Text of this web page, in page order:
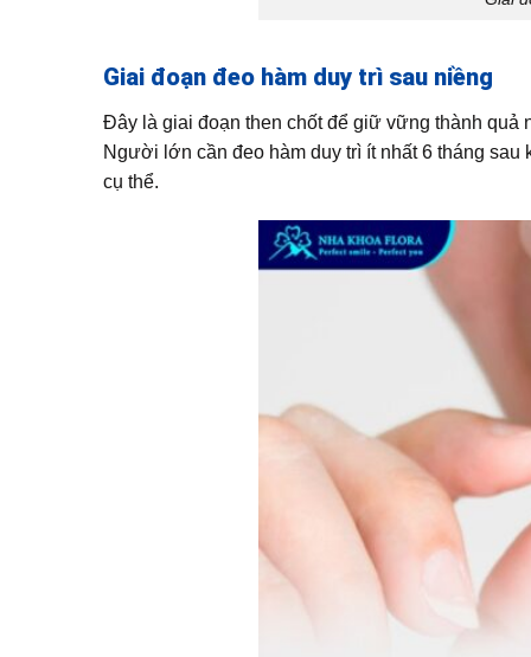
Giai đoạn đeo hàm duy trì sau niềng
Đây là giai đoạn then chốt để giữ vững thành quả
Người lớn cần đeo hàm duy trì ít nhất 6 tháng
cụ thể.